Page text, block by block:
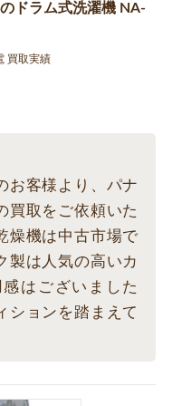
ドラム式洗濯機 NA-
買取実績
お客様より、パナ
買取をご依頼いた
燥機は中古市場で
製は人気の高いカ
はございました
ションを踏まえて